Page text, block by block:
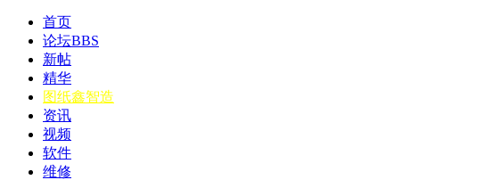
首页
论坛BBS
新帖
精华
图纸鑫智造
资讯
视频
软件
维修